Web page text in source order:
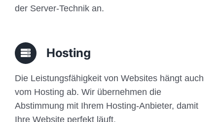
der Server-Technik an.
Hosting
Die Leistungsfähigkeit von Websites hängt auch
vom Hosting ab. Wir übernehmen die
Abstimmung mit Ihrem Hosting-Anbieter, damit
Ihre Website perfekt läuft.